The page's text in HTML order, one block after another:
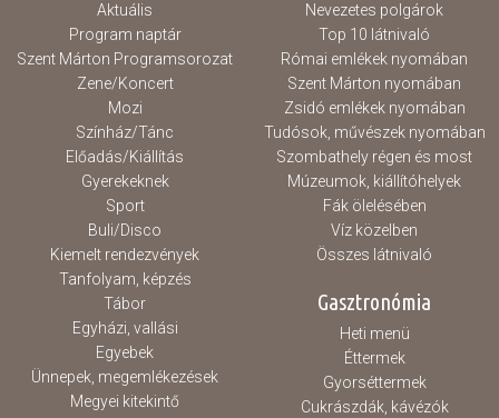
Aktuális
Program naptár
Szent Márton Programsorozat
Zene/Koncert
Mozi
Színház/Tánc
Előadás/Kiállítás
Gyerekeknek
Sport
Buli/Disco
Kiemelt rendezvények
Tanfolyam, képzés
Tábor
Egyházi, vallási
Egyebek
Ünnepek, megemlékezések
Megyei kitekintő
Nevezetes polgárok
Top 10 látnivaló
Római emlékek nyomában
Szent Márton nyomában
Zsidó emlékek nyomában
Tudósok, művészek nyomában
Szombathely régen és most
Múzeumok, kiállítóhelyek
Fák ölelésében
Víz közelben
Összes látnivaló
Gasztronómia
Heti menü
Éttermek
Gyorséttermek
Cukrászdák, kávézók